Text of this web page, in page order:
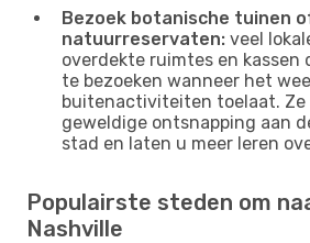
Bezoek botanische tuinen
natuurreservaten: veel
overdekte ruimtes en kassen
te bezoeken wanneer het
buitenactiviteiten toelaat. Ze
geweldige ontsnapping aan
stad en laten u meer leren
Populairste steden om
Nashville